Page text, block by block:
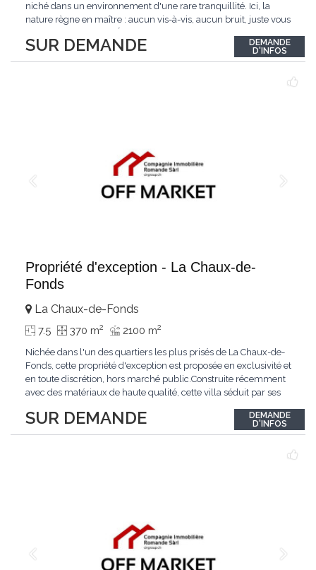
SUR DEMANDE
niché dans un environnement d'une rare tranquillité. Ici, la
nature règne en maître : aucun vis-à-vis, aucun bruit, juste vous
par ses finitions de très haut standing et ses matériaux nobles.
Le bois de mélèze...
DEMANDE
D'INFOS
Propriété d'exception - La Chaux-de-
Fonds
SUR DEMANDE
La Chaux-de-Fonds
7.5 370 m2 2100 m2
Nichée dans l'un des quartiers les plus prisés de La Chaux-de-
Fonds, cette propriété d'exception est proposée en exclusivité et
en toute discrétion, hors marché public.Construite récemment
avec des matériaux de haute qualité, cette villa séduit par ses
remarquable.L'espace de vie s'ouvre sur un jardin avec piscine,
un véritable...
DEMANDE
D'INFOS